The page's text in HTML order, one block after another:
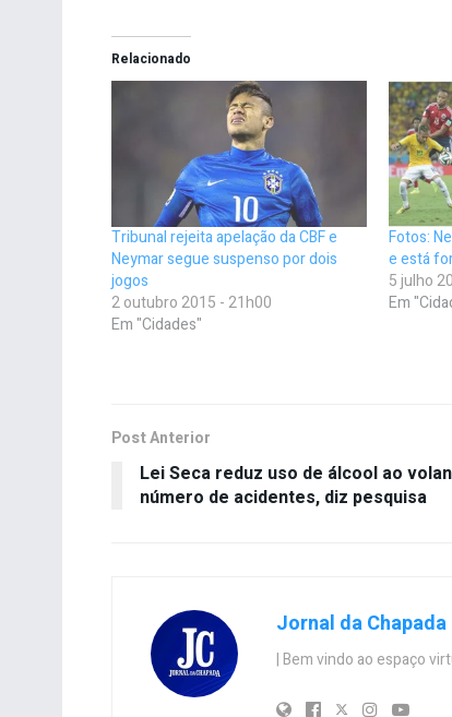
Relacionado
Tribunal rejeita apelação da CBF e
Neymar segue suspenso por dois
jogos
2 outubro 2015 - 21h00
Em "Cidades"
Fotos:
e está
5 julho
Em
Post Anterior
Lei Seca reduz uso de álcool ao
número de acidentes, diz pesquisa
Jornal da Chapada
| Bem vindo ao espaço